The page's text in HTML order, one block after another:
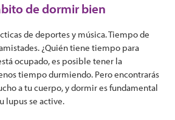
de dormir bien
de deportes y música. Tiempo de
¿Quién tiene tiempo para
ocupado, es posible tener la
tiempo durmiendo. Pero encontrarás
a tu cuerpo, y dormir es fundamental
lupus se active.